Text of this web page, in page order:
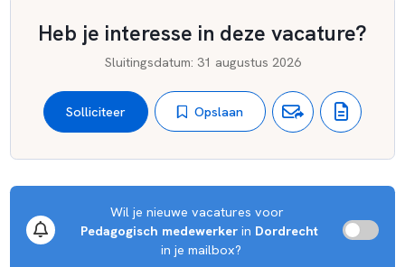
Heb je interesse in deze vacature?
Sluitingsdatum: 31 augustus 2026
Solliciteer Opslaan
Wil je nieuwe vacatures voor
Pedagogisch medewerker in Dordrecht
in je mailbox?